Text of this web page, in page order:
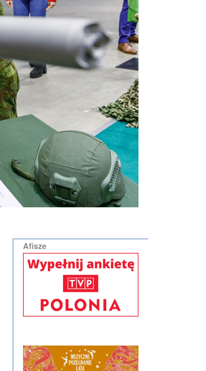
Afisze